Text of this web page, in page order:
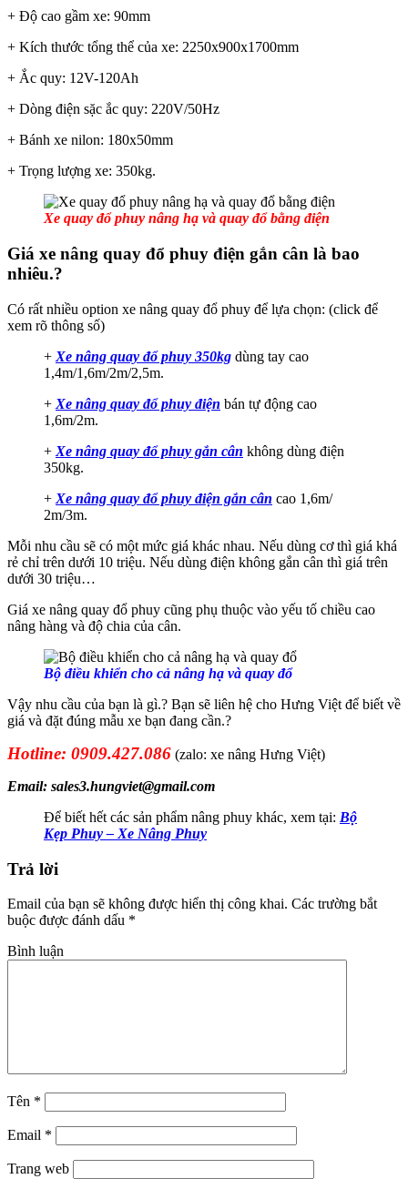
+ Độ cao gầm xe: 90mm
+ Kích thước tổng thể của xe: 2250x900x1700mm
+ Ắc quy: 12V-120Ah
+ Dòng điện sặc ắc quy: 220V/50Hz
+ Bánh xe nilon: 180x50mm
+ Trọng lượng xe: 350kg.
Xe quay đổ phuy nâng hạ và quay đổ bằng điện
Giá xe nâng quay đổ phuy điện gắn cân là bao
nhiêu.?
Có rất nhiều option xe nâng quay đổ phuy để lựa chọn: (click để
xem rõ thông số)
+ Xe nâng quay đổ phuy 350kg dùng tay cao
1,4m/1,6m/2m/2,5m.
+ Xe nâng quay đổ phuy điện bán tự động cao
1,6m/2m.
+ Xe nâng quay đổ phuy gắn cân không dùng điện
350kg.
+ Xe nâng quay đổ phuy điện gắn cân cao 1,6m/
2m/3m.
Mỗi nhu cầu sẽ có một mức giá khác nhau. Nếu dùng cơ thì giá khá
rẻ chỉ trên dưới 10 triệu. Nếu dùng điện không gắn cân thì giá trên
dưới 30 triệu…
Giá xe nâng quay đổ phuy cũng phụ thuộc vào yếu tố chiều cao
nâng hàng và độ chia của cân.
Bộ điều khiển cho cả nâng hạ và quay đổ
Vậy nhu cầu của bạn là gì.? Bạn sẽ liên hệ cho Hưng Việt để biết về
giá và đặt đúng mẫu xe bạn đang cần.?
Hotline: 0909.427.086 (zalo: xe nâng Hưng Việt)
Email: sales3.hungviet@gmail.com
Để biết hết các sản phẩm nâng phuy khác, xem tại: Bộ
Kẹp Phuy – Xe Nâng Phuy
Trả lời
Email của bạn sẽ không được hiển thị công khai. Các trường bắt
buộc được đánh dấu *
Bình luận
Tên *
Email *
Trang web